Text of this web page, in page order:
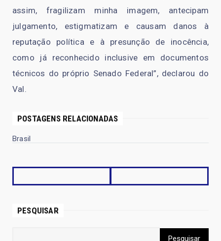
assim, fragilizam minha imagem, antecipam
julgamento, estigmatizam e causam danos à
reputação política e à presunção de inocência,
como já reconhecido inclusive em documentos
técnicos do próprio Senado Federal”, declarou do
Val.
POSTAGENS RELACIONADAS
Brasil
PESQUISAR